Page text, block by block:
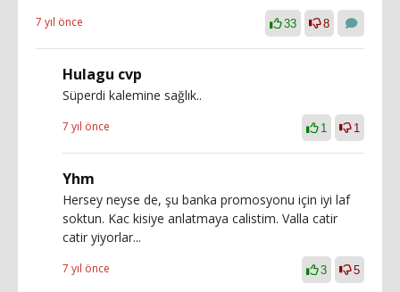
7 yıl önce 33 8
Hulagu cvp
Süperdi kalemine sağlık..
7 yıl önce 1 1
Yhm
Hersey neyse de, şu banka promosyonu için iyi laf
soktun. Kac kisiye anlatmaya calistim. Valla catir
catir yiyorlar...
7 yıl önce 3 5